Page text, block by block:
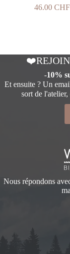
46.00 CHF
-10%
Et ensuite ? Un
sort de l'atelier,
Nous répondons